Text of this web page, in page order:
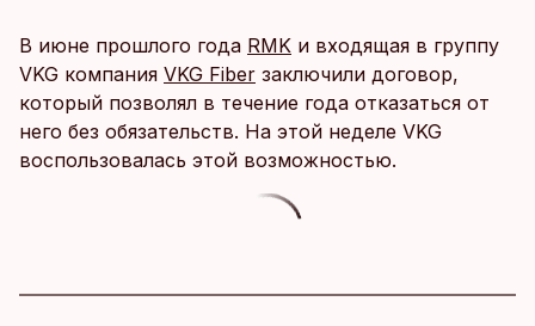
В июне прошлого года RMK и входящая в группу
VKG компания VKG Fiber заключили договор,
который позволял в течение года отказаться от
него без обязательств. На этой неделе VKG
воспользовалась этой возможностью.